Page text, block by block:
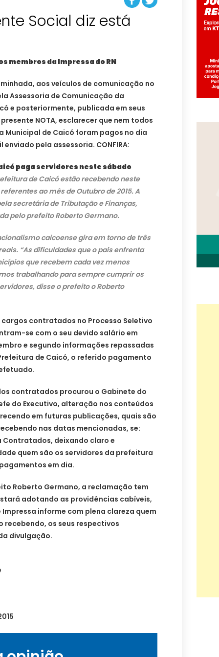
Social diz está
membros da Impressa do RN
aos veículos de comunicação no
Assessoria de Comunicação da
e posteriormente, publicada em seus
NOTA, esclarecer que nem todos
Municipal de Caicó foram pagos no dia
pela assessoria. CONFIRA:
paga servidores neste sábado
de Caicó estão recebendo neste
ao mês de Outubro de 2015. A
secretária de Tributação e Finanças,
pelo prefeito Roberto Germano.
caicoense gira em torno de três
“As dificuldades que o pais enfrenta
que recebem cada vez menos
trabalhando para sempre cumprir os
disse o prefeito o Roberto
contratados no Processo Seletivo
se com o seu devido salário em
e segundo informações repassadas
de Caicó, o referido pagamento
contratados procurou o Gabinete do
do Executivo, alteração nos conteúdos
em futuras publicações, quais são
nas datas mencionadas, se:
Contratados, deixando claro e
quem são os servidores da prefeitura
em dia.
Roberto Germano, a reclamação tem
adotando as providências cabíveis,
informe com plena clareza quem
recebendo, os seus respectivos
divulgação.